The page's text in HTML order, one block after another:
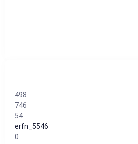
498
746
54
erfn_5546
0